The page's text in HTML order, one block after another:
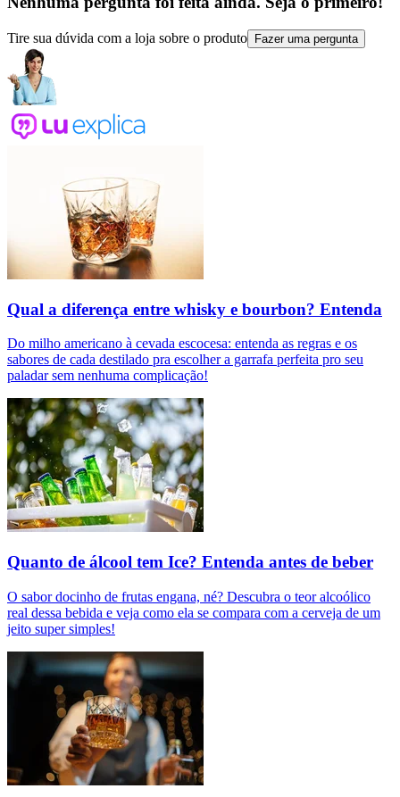
Tire sua dúvida com a loja sobre o produto Fazer uma pergunta
Qual a diferença entre whisky e bourbon? Entenda
Do milho americano à cevada escocesa: entenda as regras e os
sabores de cada destilado pra escolher a garrafa perfeita pro seu
paladar sem nenhuma complicação!
Quanto de álcool tem Ice? Entenda antes de beber
O sabor docinho de frutas engana, né? Descubra o teor alcoólico
real dessa bebida e veja como ela se compara com a cerveja de um
jeito super simples!